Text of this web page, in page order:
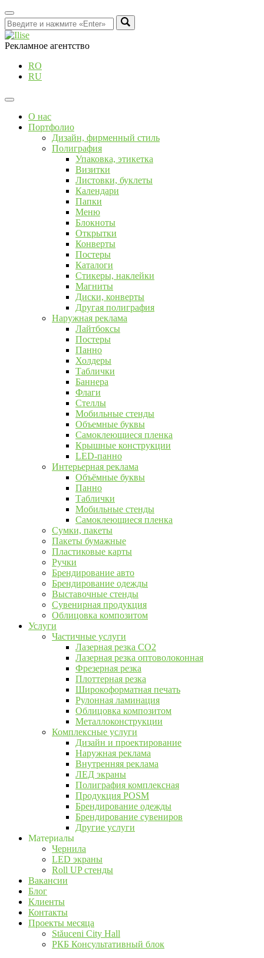
Рекламное агентство
RO
RU
О нас
Портфолио
Дизайн, фирменный стиль
Полиграфия
Упаковка, этикетка
Визитки
Листовки, буклеты
Календари
Папки
Меню
Блокноты
Открытки
Конверты
Постеры
Каталоги
Стикеры, наклейки
Магниты
Диски, конверты
Другая полиграфия
Наружная реклама
Лайтбоксы
Постеры
Панно
Холдеры
Таблички
Баннера
Флаги
Стеллы
Мобильные стенды
Объемные буквы
Самоклеющиеся пленка
Крышные конструкции
LED-панно
Интерьерная реклама
Объёмные буквы
Панно
Таблички
Мобильные стенды
Самоклеющиеся пленка
Сумки, пакеты
Пакеты бумажные
Пластиковые карты
Ручки
Брендирование авто
Брендирование одежды
Выставочные стенды
Сувенирная продукция
Облицовка композитом
Услуги
Частичные услуги
Лазерная резка CO2
Лазерная резка оптоволоконная
Фрезерная резка
Плоттерная резка
Широкоформатная печать
Рулонная ламинация
Облицовка композитом
Металлоконструкции
Комплексные услуги
Дизайн и проектирование
Наружная реклама
Внутренняя реклама
ЛЕД экраны
Полиграфия комплексная
Продукция POSM
Брендирование одежды
Брендирование сувениров
Другие услуги
Материалы
Чернила
LED экраны
Roll UP стенды
Вакансии
Блог
Клиенты
Контакты
Проекты месяца
Stăuceni City Hall
РКБ Консультативный блок